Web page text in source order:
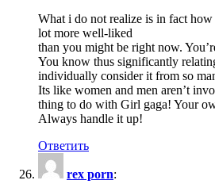
What i do not realize is in fact
lot more well-liked
than you might be right now.
You know thus significantly
individually consider it from so
Its like women and men aren’t
thing to do with Girl gaga! Your
Always handle it up!
Ответить
rex porn: